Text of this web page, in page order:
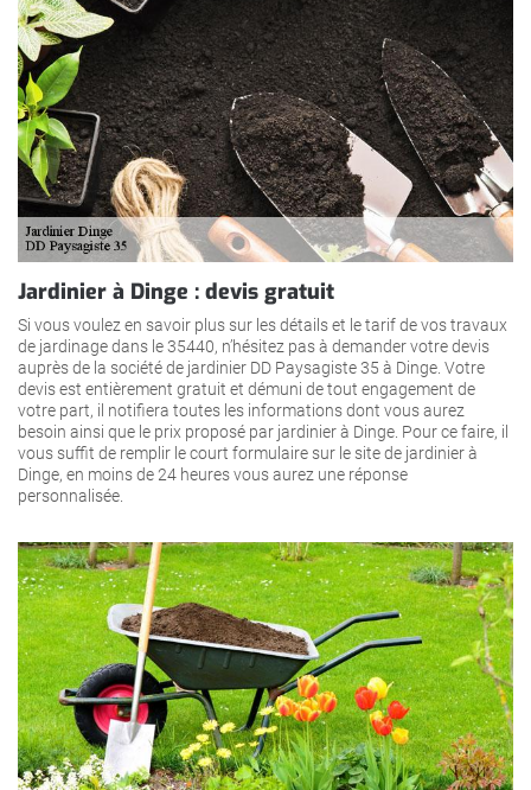
Jardinier à Dinge : devis gratuit
Si vous voulez en savoir plus sur les détails et le tarif de vos travaux
de jardinage dans le 35440, n’hésitez pas à demander votre devis
auprès de la société de jardinier DD Paysagiste 35 à Dinge. Votre
devis est entièrement gratuit et démuni de tout engagement de
votre part, il notifiera toutes les informations dont vous aurez
besoin ainsi que le prix proposé par jardinier à Dinge. Pour ce faire, il
vous suffit de remplir le court formulaire sur le site de jardinier à
Dinge, en moins de 24 heures vous aurez une réponse
personnalisée.